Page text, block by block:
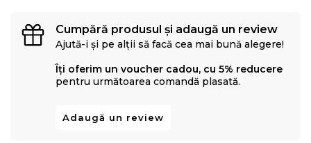
Cumpără produsul și adaugă un review
Ajută-i și pe alții să facă cea mai bună alegere!
Îți oferim un voucher cadou, cu 5% reducere
pentru următoarea comandă plasată.
Adaugă un review